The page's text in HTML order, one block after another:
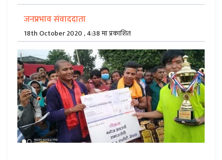
जनप्रभाव संवाददाता
18th October 2020 , 4:38 मा प्रकाशित